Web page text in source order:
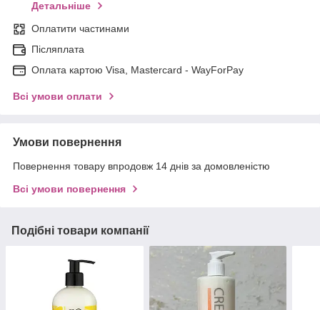
Детальніше
Оплатити частинами
Післяплата
Оплата картою Visa, Mastercard - WayForPay
Всі умови оплати
Умови повернення
Повернення товару впродовж 14 днів за домовленістю
Всі умови повернення
Подібні товари компанії